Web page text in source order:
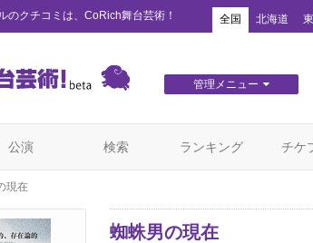
のクチコミは、CoRich舞台芸術！ 全国 北海道
管理メニュー
公演 検索 ランキング チケ
現在
蜘蛛男の現在